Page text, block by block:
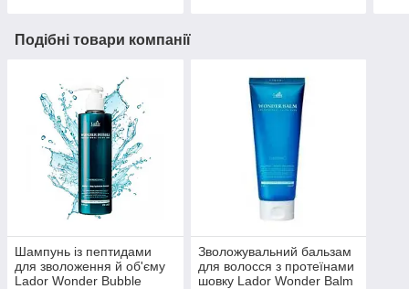
Подібні товари компанії
Шампунь із пептидами
для зволоження й об'єму
Lador Wonder Bubble
Зволожувальний бальзам
для волосся з протеїнами
шовку Lador Wonder Balm